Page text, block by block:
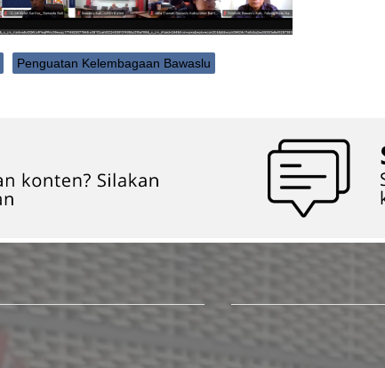
Penguatan Kelembagaan Bawaslu